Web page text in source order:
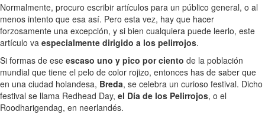
Normalmente, procuro escribir artículos para un público general, o al
menos intento que esa así. Pero esta vez, hay que hacer
forzosamente una excepción, y si bien cualquiera puede leerlo, este
artículo va especialmente dirigido a los pelirrojos.
Si formas de ese escaso uno y pico por ciento de la población
mundial que tiene el pelo de color rojizo, entonces has de saber que
en una ciudad holandesa, Breda, se celebra un curioso festival. Dicho
festival se llama Redhead Day, el Día de los Pelirrojos, o el
Roodharigendag, en neerlandés.